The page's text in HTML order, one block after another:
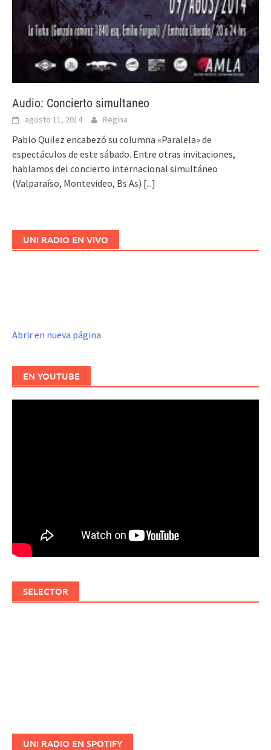
Audio: Concierto simultaneo
agosto 11, 2014 Regina
Pablo Quilez encabezó su columna «Paralela» de
espectáculos de este sábado. Entre otras invitaciones,
hablamos del concierto internacional simultáneo
(Valparaíso, Montevideo, Bs As) [...]
UNI RADIO EN VIVO
Abrir en nueva página
EN YOUTUBE
SELECTOR
UNI RADIO EN SPOTIFY